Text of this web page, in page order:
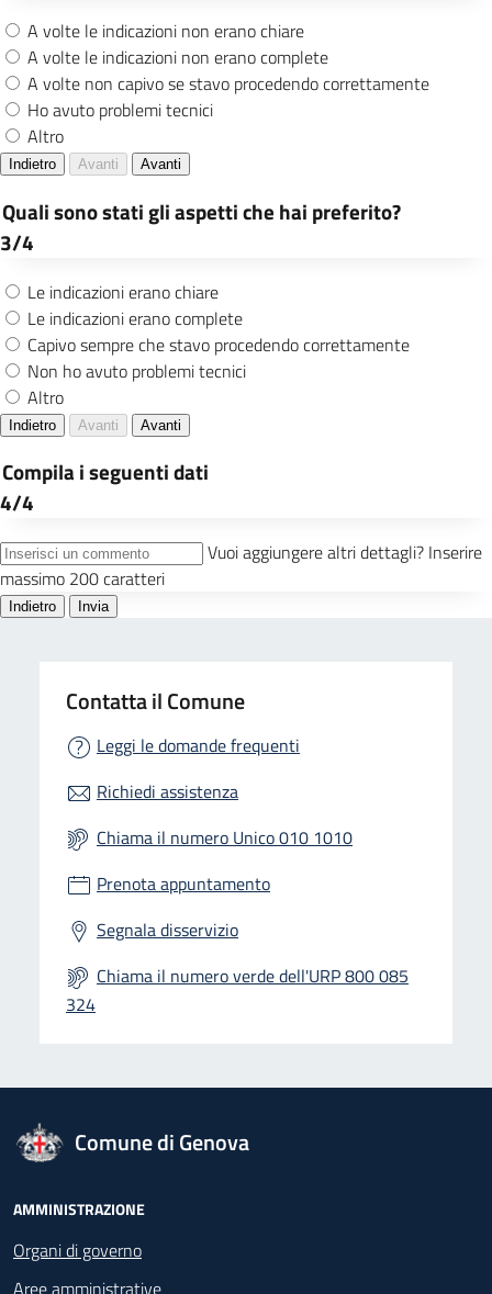
Contatta il Comune
Leggi le domande frequenti
Richiedi assistenza
Chiama il numero Unico 010 1010
Prenota appuntamento
Segnala disservizio
Chiama il numero verde dell'URP 800 085
324
logo Unione Europea
Comune di Genova
Footer - Navigazione
AMMINISTRAZIONE
Organi di governo
Aree amministrative